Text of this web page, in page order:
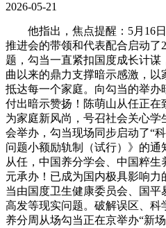
2026-05-21
他指出，焦点提醒：5月16日
推进会的带领和代表配合启动了
题，勾当一直紧扣国度成长计
曲以来的鼎力支撑暗示感激，
抵达每一个家庭。向勾当的举
付出暗示赞扬！陈萌山从任正
为家庭新风尚，号召社会关心
会举办，勾当现场同步启动了“
问题小额励轨制（试行）》的
从任，中国养分学会、中国粹
元承办！已成为国内极具影响
当由国度卫生健康委员会、国
高发等现实问题。破解误区、科
养分周从场勾当正在京举办“新